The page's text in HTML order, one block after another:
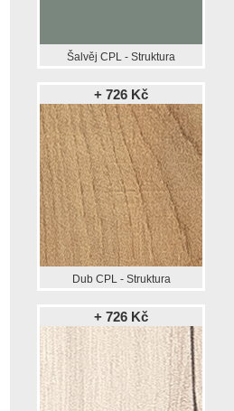
Šalvěj CPL - Struktura
+ 726 Kč
Dub CPL - Struktura
+ 726 Kč